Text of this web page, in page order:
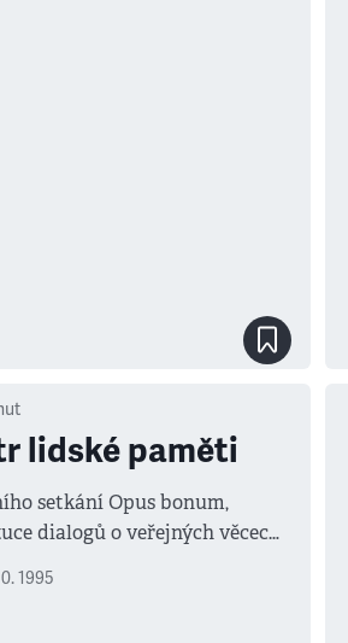
lidské paměti
setkání Opus bonum,
dialogů o veřejných věcech,
minulostí.
1995